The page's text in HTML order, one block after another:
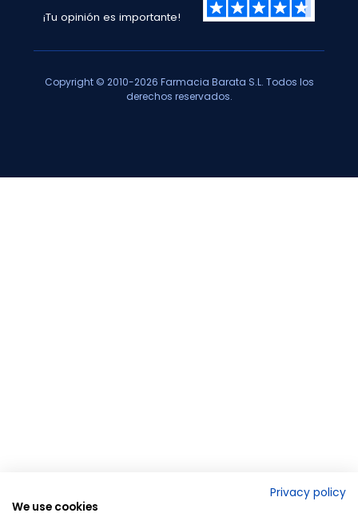
¡Tu opinión es importante!
Copyright © 2010-2026 Farmacia Barata S.L. Todos los
derechos reservados.
Privacy policy
We use cookies